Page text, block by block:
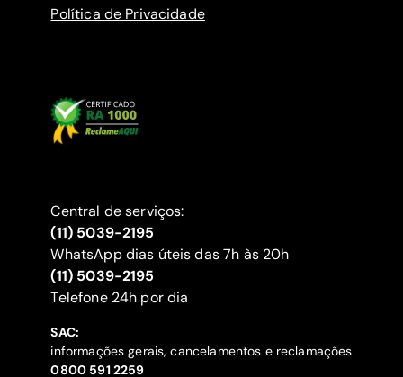
Política de Privacidade
Central de serviços:
(11) 5039-2195
WhatsApp dias úteis das 7h às 20h
(11) 5039-2195
‍Telefone 24h por dia
SAC:
informações gerais, cancelamentos e reclamações
‍0800 591 2259